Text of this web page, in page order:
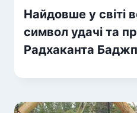
Найдовше у світі
символ удачі та
Радхаканта